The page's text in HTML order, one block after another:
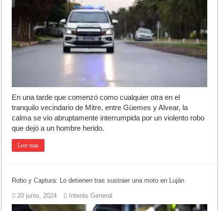
En una tarde que comenzó como cualquier otra en el
tranquilo vecindario de Mitre, entre Güemes y Alvear, la
calma se vio abruptamente interrumpida por un violento robo
que dejó a un hombre herido.
Leer mas
Robo y Captura: Lo detienen tras sustraer una moto en Luján
20 junio, 2024 Interés General